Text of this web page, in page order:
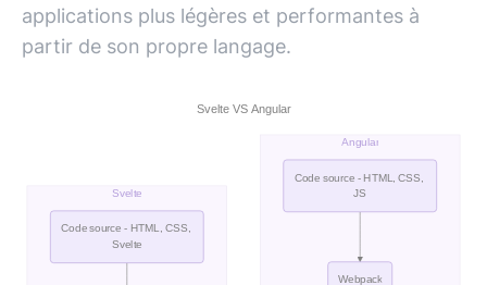
applications plus légères et performantes à
partir de son propre langage.